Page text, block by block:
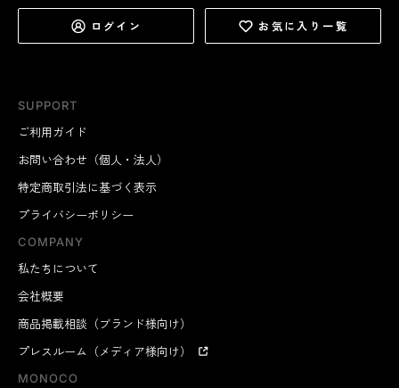
SUPPORT
ご利用ガイド
お問い合わせ（個人・法人）
特定商取引法に基づく表示
プライバシーポリシー
COMPANY
私たちについて
会社概要
商品掲載相談（ブランド様向け）
プレスルーム（メディア様向け）
MONOCO
ログイン お気に入り一覧